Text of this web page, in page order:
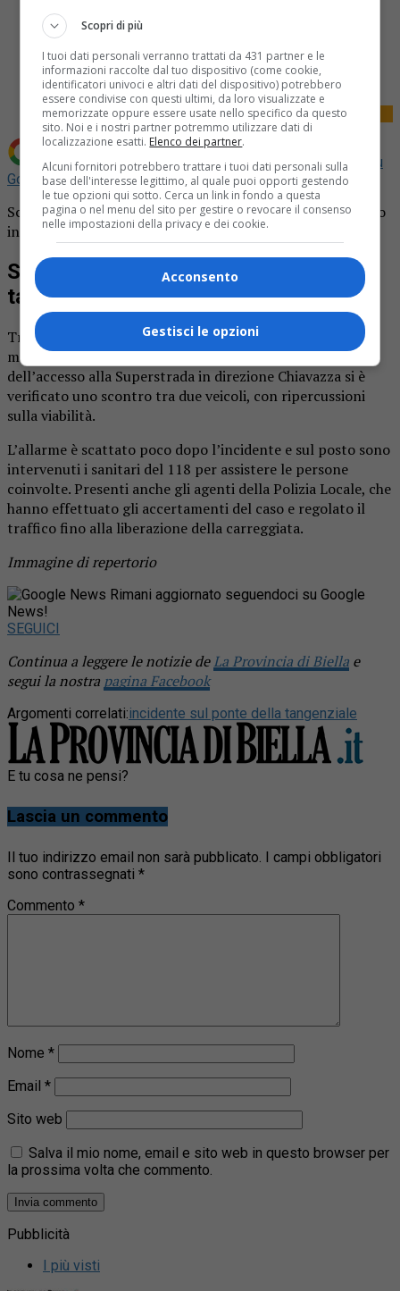
Tweet
Aggiungi La Provincia di Biella come Fonte preferita su
Google
Scontro tra due auto sul ponte della tangenziale e traffico
in tilt.
Scontro tra due auto sul ponte della
tangenziale e traffico in tilt
Traffico rallentato e code nella mattinata di oggi, 9
maggio, lungo il ponte della tangenziale. All’altezza
dell’accesso alla Superstrada in direzione Chiavazza si è
verificato uno scontro tra due veicoli, con ripercussioni
sulla viabilità.
L’allarme è scattato poco dopo l’incidente e sul posto sono
intervenuti i sanitari del 118 per assistere le persone
coinvolte. Presenti anche gli agenti della Polizia Locale, che
hanno effettuato gli accertamenti del caso e regolato il
traffico fino alla liberazione della carreggiata.
Immagine di repertorio
Rimani aggiornato seguendoci su Google
News!
SEGUICI
Continua a leggere le notizie deLa Provincia di Biella e
segui la nostra pagina Facebook
Argomenti correlati:incidente sul ponte della tangenziale
E tu cosa ne pensi?
Lascia un commento
Il tuo indirizzo email non sarà pubblicato. I campi obbligatori
sono contrassegnati *
Commento *
Nome *
Email *
Sito web
Salva il mio nome, email e sito web in questo browser per
la prossima volta che commento.
Pubblicità
I più visti
Scopri di più
I tuoi dati personali verranno trattati da 431 partner e le
informazioni raccolte dal tuo dispositivo (come cookie,
identificatori univoci e altri dati del dispositivo) potrebbero
essere condivise con questi ultimi, da loro visualizzate e
memorizzate oppure essere usate nello specifico da questo
sito. Noi e i nostri partner potremmo utilizzare dati di
localizzazione esatti. Elenco dei partner.
Alcuni fornitori potrebbero trattare i tuoi dati personali sulla
base dell'interesse legittimo, al quale puoi opporti gestendo
le tue opzioni qui sotto. Cerca un link in fondo a questa
pagina o nel menu del sito per gestire o revocare il consenso
nelle impostazioni della privacy e dei cookie.
Acconsento
Gestisci le opzioni